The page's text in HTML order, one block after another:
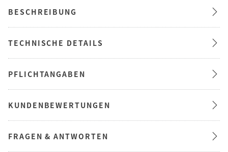
BESCHREIBUNG
TECHNISCHE DETAILS
PFLICHTANGABEN
KUNDENBEWERTUNGEN
FRAGEN & ANTWORTEN